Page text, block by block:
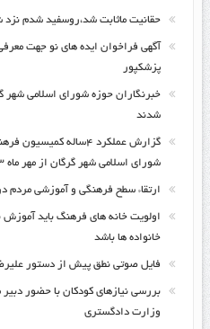
حقانیت ماثابت شد،روسفید شدم نزد
آگهی فراخوان ایده های نو جهت
پزشکپور
خبرنگاران حوزه شورای اسلامی
شدند
گزارش عملکرد ۴ساله
شورای اسلامی شهر گرگان از مهر ماه ۹۳ تا مرداد۹۶
ارتقاء سطح فرهنگی و آموزشی مردم
اولویت خانه های فرهنگ باید
خانواده ها باشد
فایل صوتی نطق پیش از دستور
بررسی نیازهای کودکان با حضور
وزارت دادگستری